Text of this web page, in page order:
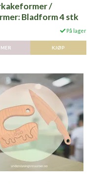
/
Bladform 4 stk
På lager
MER